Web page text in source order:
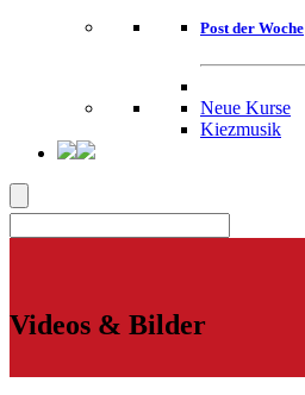
Post der Woche
Neue Kurse
Kiezmusik
Videos & Bilder